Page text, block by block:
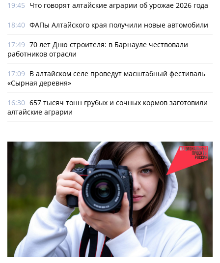
19:45 Что говорят алтайские аграрии об урожае 2026 года
18:40 ФАПы Алтайского края получили новые автомобили
17:49 70 лет Дню строителя: в Барнауле чествовали
работников отрасли
17:09 В алтайском селе проведут масштабный фестиваль
«Сырная деревня»
16:30 657 тысяч тонн грубых и сочных кормов заготовили
алтайские аграрии